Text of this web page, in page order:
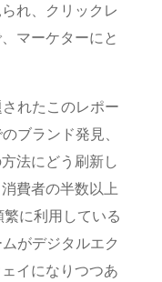
れ、クリックレ
マーケターにと
れたこのレポー
ブランド発見、
法にどう刷新し
費者の半数以上
に利用している
がデジタルエク
イになりつつあ